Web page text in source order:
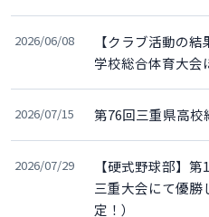
2026/06/08
【クラブ活動の
学校総合体育大会
2026/07/15 第76回三重県高校
2026/07/29
【硬式野球部】
三重大会にて優勝
定！）